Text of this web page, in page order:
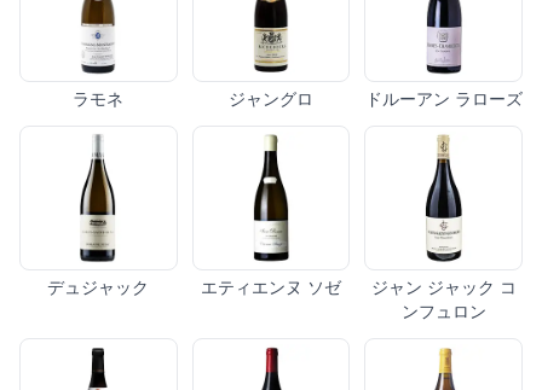
ラモネ ジャングロ ドルーアン ラローズ
デュジャック エティエンヌ ソゼ
ジャン ジャック コ
ンフュロン